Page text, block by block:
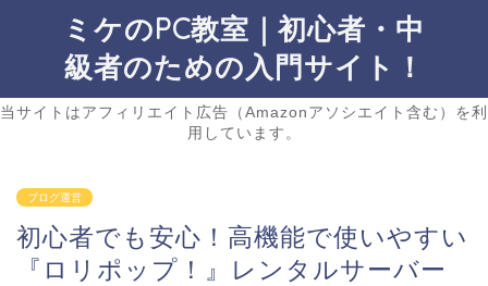
ミケのPC教室｜初心者・中
級者のための入門サイト！
当サイトはアフィリエイト広告（Amazonアソシエイト含む）を利
用しています。
ブログ運営
初心者でも安心！高機能で使いやすい
『ロリポップ！』レンタルサーバー